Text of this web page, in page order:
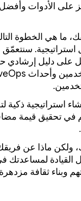
على الأدوات
ما هي الخطوة
سنتعمّق
دليل إرشادي
استراتيجية
في تحقيق قيمة
ولكن ماذا عن
القيادة
وبناء ثقافة